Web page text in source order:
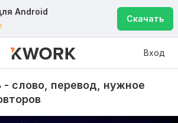
Android
Скачать
Вход
- слово, перевод, нужное